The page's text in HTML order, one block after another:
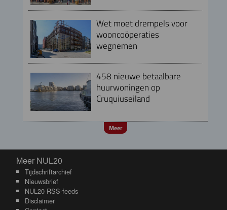
Wet moet drempels voor
wooncoöperaties
wegnemen
458 nieuwe betaalbare
huurwoningen op
Cruquiuseiland
Meer
Meer NUL20
Meer NUL20
Tijdschriftarchief
Nieuwsbrief
NUL20 RSS-feeds
Disclaimer